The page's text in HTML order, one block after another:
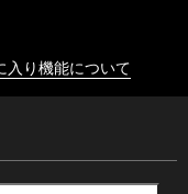
入り機能について